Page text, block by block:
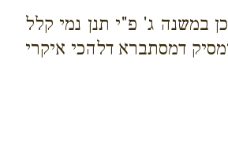
במשנה ג' פ"י תנן נמי קלל
דמסתברא דלהכי איקרי